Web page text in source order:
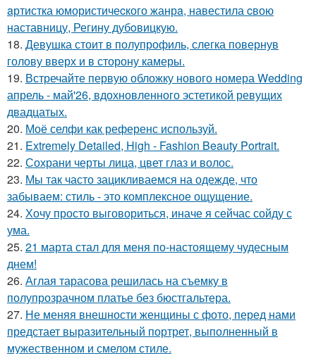
aртистка юмористичеcкого жанрa, навестила cвою
наставницу, Регину дубoвицкую.
18. Девушка стоит в полупрофиль, слегка повернув
голову вверх и в сторону камеры.
19. Встречайте первую обложку нового номера Wedding
апрель - май'26, вдохновленного эстетикой ревущих
двадцатых.
20. Моё селфи как референс используй.
21. Extremely Detailed, High - Fashion Beauty Portrait.
22. Сохрани черты лица, цвет глаз и волос.
23. Мы так часто зацикливаемся на одежде, что
забываем: стиль - это комплексное ощущение.
24. Хочу просто выговориться, иначе я сейчас сойду с
ума.
25. 21 марта стал для меня по-настоящему чудесным
днем!
26. Аглая тарасова решилась на съемку в
полупрозрачном платье без бюстгальтера.
27. Не меняя внешности женщины с фото, перед нами
предстает выразительный портрет, выполненный в
мужественном и смелом стиле.